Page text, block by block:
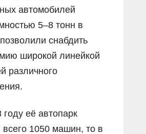
автомобилей
5–8 тонн в
снабдить
широкой линейкой
различного
её автопарк
всего 1050 машин, то в